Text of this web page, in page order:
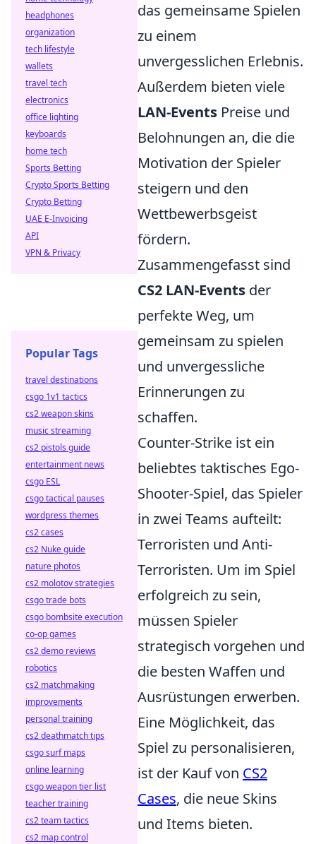
das gemeinsame Spielen
zu einem
unvergesslichen Erlebnis.
Außerdem bieten viele
LAN-Events Preise und
Belohnungen an, die die
Motivation der Spieler
steigern und den
Wettbewerbsgeist
fördern.
Zusammengefasst sind
CS2 LAN-Events der
perfekte Weg, um
gemeinsam zu spielen
und unvergessliche
Erinnerungen zu
schaffen.
Counter-Strike ist ein
beliebtes taktisches Ego-
Shooter-Spiel, das Spieler
in zwei Teams aufteilt:
Terroristen und Anti-
Terroristen. Um im Spiel
erfolgreich zu sein,
müssen Spieler
strategisch vorgehen und
die besten Waffen und
Ausrüstungen erwerben.
Eine Möglichkeit, das
Spiel zu personalisieren,
ist der Kauf von CS2
Cases, die neue Skins
und Items bieten.
headphones
organization
tech lifestyle
wallets
travel tech
electronics
office lighting
keyboards
home tech
Sports Betting
Crypto Sports Betting
Crypto Betting
UAE E-Invoicing
API
VPN & Privacy
Popular Tags
travel destinations
csgo 1v1 tactics
cs2 weapon skins
music streaming
cs2 pistols guide
entertainment news
csgo ESL
csgo tactical pauses
wordpress themes
cs2 cases
cs2 Nuke guide
nature photos
cs2 molotov strategies
csgo trade bots
csgo bombsite execution
co-op games
cs2 demo reviews
robotics
cs2 matchmaking
improvements
personal training
cs2 deathmatch tips
csgo surf maps
online learning
csgo weapon tier list
teacher training
cs2 team tactics
cs2 map control